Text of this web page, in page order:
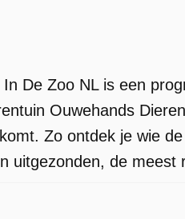
De Zoo NL is een
Ouwehands
Zo ontdek je wie
uitgezonden, de meest